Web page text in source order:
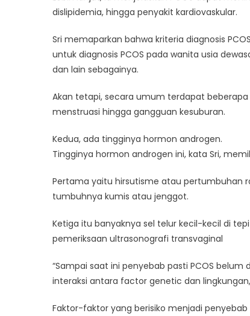
dislipidemia, hingga penyakit kardiovaskular.
Sri memaparkan bahwa kriteria diagnosis
untuk diagnosis PCOS pada wanita usia
dan lain sebagainya.
Akan tetapi, secara umum terdapat
menstruasi hingga gangguan kesuburan.
Kedua, ada tingginya hormon androgen.
Tingginya hormon androgen ini, kata Sri,
Pertama yaitu hirsutisme atau pertumbuhan
tumbuhnya kumis atau jenggot.
Ketiga itu banyaknya sel telur kecil-kecil di
pemeriksaan ultrasonografi transvaginal
“Sampai saat ini penyebab pasti PCOS
interaksi antara factor genetic dan
Faktor-faktor yang berisiko menjadi penyebab